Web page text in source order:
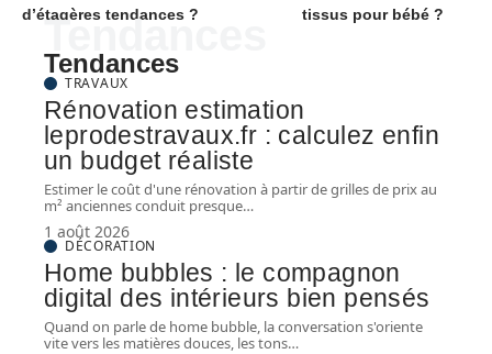
d’étagères tendances ?
tissus pour bébé ?
Tendances
Tendances
TRAVAUX
Rénovation estimation
leprodestravaux.fr : calculez enfin
un budget réaliste
Estimer le coût d'une rénovation à partir de grilles de prix au
m² anciennes conduit presque…
1 août 2026
DÉCORATION
Home bubbles : le compagnon
digital des intérieurs bien pensés
Quand on parle de home bubble, la conversation s'oriente
vite vers les matières douces, les tons…